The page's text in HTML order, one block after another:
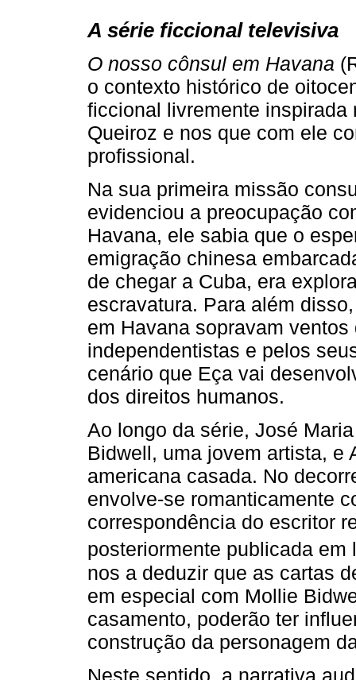
A série ficcional televisiva
O nosso cônsul em Havana
o contexto histórico de
ficcional livremente inspirada
Queiroz e nos que com ele
profissional.
Na sua primeira missão
evidenciou a preocupação
Havana, ele sabia que o
emigração chinesa
de chegar a Cuba, era
escravatura. Para além
em Havana sopravam
independentistas e pelos
cenário que Eça vai
dos direitos humanos.
Ao longo da série, José
Bidwell, uma jovem artista, e
americana casada. No
envolve-se romanticamente
correspondência do escritor
posteriormente publicada
nos a deduzir que as cartas
em especial com Mollie
casamento, poderão ter
construção da personagem
Neste sentido, a narrativa